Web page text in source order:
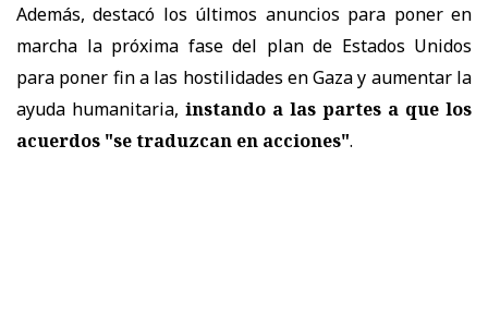
Además, destacó los últimos anuncios para poner en
marcha la próxima fase del plan de Estados Unidos
para poner fin a las hostilidades en Gaza y aumentar la
ayuda humanitaria, instando a las partes a que los
acuerdos "se traduzcan en acciones".